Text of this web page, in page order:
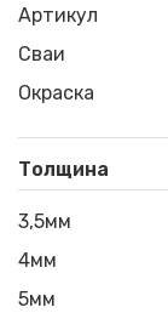
Артикул
Сваи
Окраска
Толщина
3,5мм
4мм
5мм